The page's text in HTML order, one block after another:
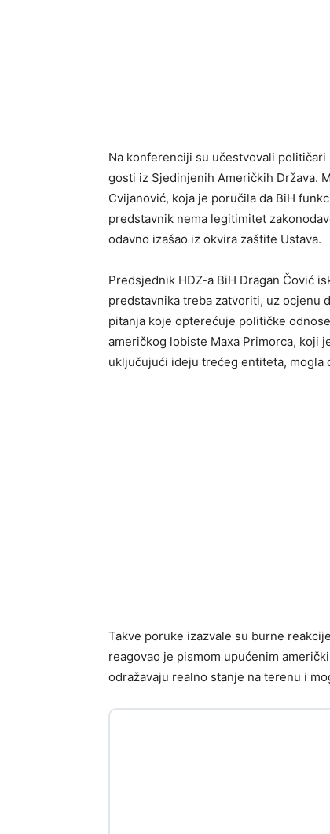
Na konferenciji su učestvovali
gosti iz Sjedinjenih Američkih Država.
Cvijanović, koja je poručila da BiH
predstavnik nema legitimitet
odavno izašao iz okvira zaštite Ustava.
Predsjednik HDZ-a BiH Dragan Čović
predstavnika treba zatvoriti, uz ocjenu
pitanja koje opterećuje političke
američkog lobiste Maxa Primorca, koji
uključujući ideju trećeg entiteta, mogla
Takve poruke izazvale su burne
reagovao je pismom upućenim
odražavaju realno stanje na terenu i